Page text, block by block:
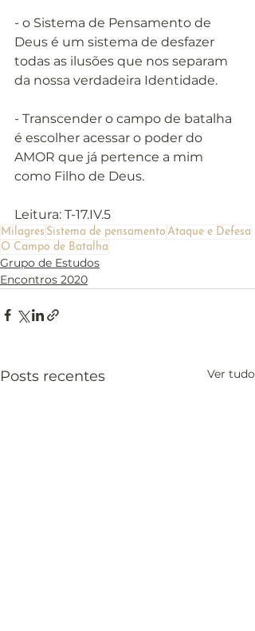
- o Sistema de Pensamento de
Deus é um sistema de desfazer
todas as ilusões que nos separam
da nossa verdadeira Identidade.
- Transcender o campo de batalha
é escolher acessar o poder do
AMOR que já pertence a mim
como Filho de Deus.
Leitura: T-17.IV.5​
Milagres Sistema de pensamento Ataque e Defesa
O Campo de Batalha
Grupo de Estudos
Encontros 2020
Posts recentes Ver tudo